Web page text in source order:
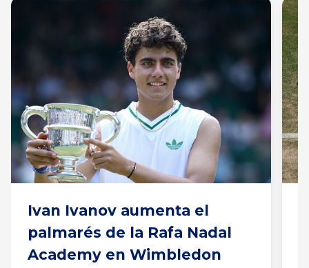
Ivan Ivanov aumenta el
palmarés de la Rafa Nadal
Academy en Wimbledon